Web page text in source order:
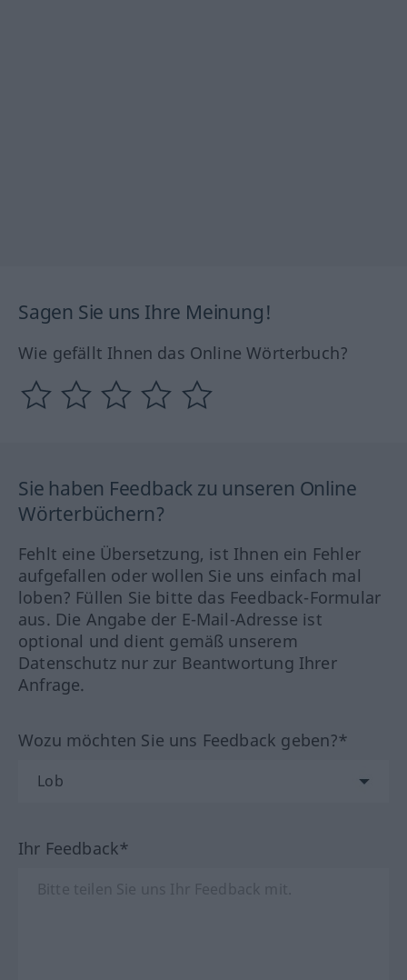
Sagen Sie uns Ihre Meinung!
Wie gefällt Ihnen das Online Wörterbuch?
Sie haben Feedback zu unseren Online
Wörterbüchern?
Fehlt eine Übersetzung, ist Ihnen ein Fehler
aufgefallen oder wollen Sie uns einfach mal
loben? Füllen Sie bitte das Feedback-Formular
aus. Die Angabe der E-Mail-Adresse ist
optional und dient gemäß unserem
Datenschutz nur zur Beantwortung Ihrer
Anfrage.
Wozu möchten Sie uns Feedback geben?*
Ihr Feedback*